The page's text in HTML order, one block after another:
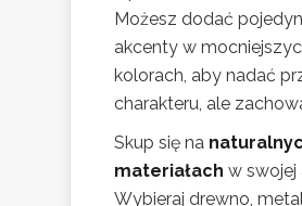
Możesz dodać
akcenty w
kolorach, aby nadać
charakteru, ale
Skup się na
materiałach w swojej
Wybieraj drewno,